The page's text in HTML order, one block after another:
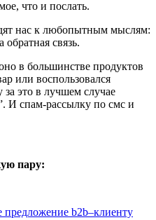
что и послать.
нас к любопытным мыслям:
связь.
в большинстве продуктов
или воспользовался
за это в лучшем случае
И спам-рассылку по смс и
пару:
предложение b2b–клиенту